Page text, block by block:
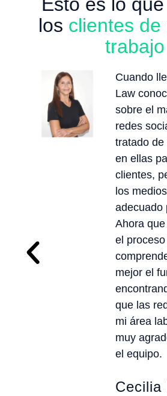
Esto es lo
los clientes de
trabajo
Cuando
Law
sobre el
redes
tratado
en ellas
clientes,
los
adecuado
Ahora
el
mejor el
que las
mi área
muy
el equipo.
Cecilia